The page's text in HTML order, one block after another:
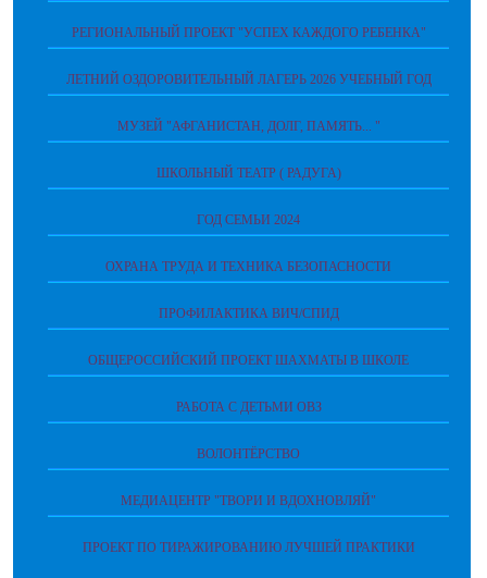
РЕГИОНАЛЬНЫЙ ПРОЕКТ "УСПЕХ КАЖДОГО РЕБЕНКА"
ЛЕТНИЙ ОЗДОРОВИТЕЛЬНЫЙ ЛАГЕРЬ 2026 УЧЕБНЫЙ ГОД
МУЗЕЙ "АФГАНИСТАН, ДОЛГ, ПАМЯТЬ... "
ШКОЛЬНЫЙ ТЕАТР ( РАДУГА)
ГОД СЕМЬИ 2024
ОХРАНА ТРУДА И ТЕХНИКА БЕЗОПАСНОСТИ
ПРОФИЛАКТИКА ВИЧ/СПИД
ОБЩЕРОССИЙСКИЙ ПРОЕКТ ШАХМАТЫ В ШКОЛЕ
РАБОТА С ДЕТЬМИ ОВЗ
ВОЛОНТЁРСТВО
МЕДИАЦЕНТР "ТВОРИ И ВДОХНОВЛЯЙ"
ПРОЕКТ ПО ТИРАЖИРОВАНИЮ ЛУЧШЕЙ ПРАКТИКИ